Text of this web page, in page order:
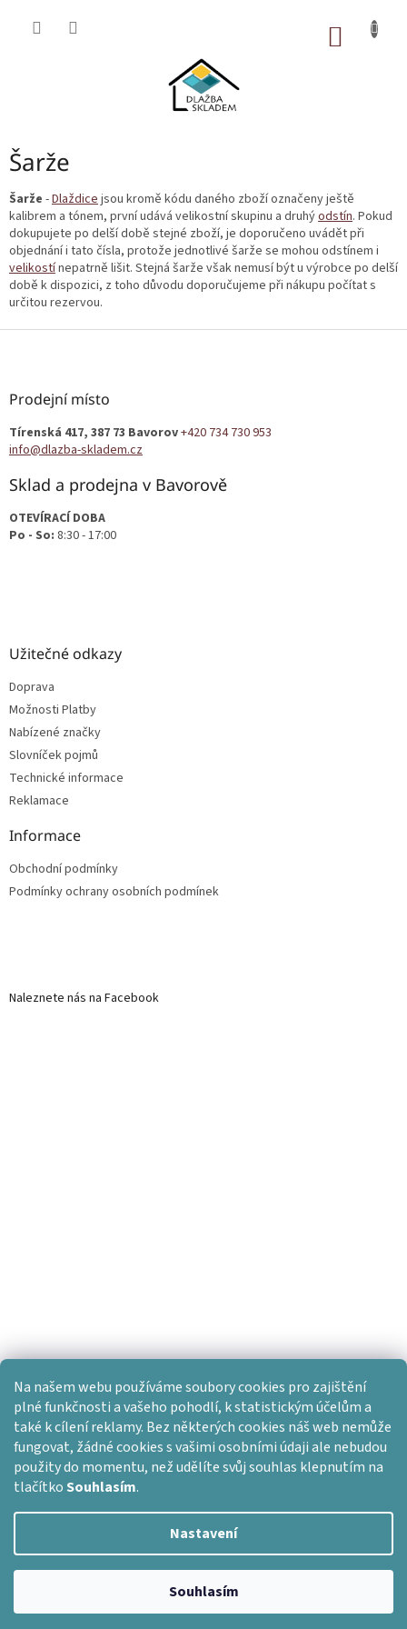
Na našem webu používáme soubory cookies pro zajištění
plné funkčnosti a vašeho pohodlí, k statistickým účelům a
také k cílení reklamy. Bez některých cookies náš web nemůže
fungovat, žádné cookies s vašimi osobními údaji ale nebudou
použity do momentu, než udělíte svůj souhlas klepnutím na
tlačítkoSouhlasím.
Nastavení
Souhlasím
Šarže
Šarže -Dlaždice jsou kromě kódu daného zboží označeny ještě
kalibrem a tónem, první udává velikostní skupinu a druhýodstín. Pokud
dokupujete po delší době stejné zboží, je doporučeno uvádět při
objednání i tato čísla, protože jednotlivé šarže se mohou odstínem i
velikostínepatrně lišit. Stejná šarže však nemusí být u výrobce po delší
době k dispozici, z toho důvodu doporučujeme při nákupu počítat s
určitou rezervou.
Z
Prodejní místo
Tírenská 417, 387 73 Bavorov+420 734 730 953
info@dlazba-skladem.cz
Sklad a prodejna v Bavorově
OTEVÍRACÍ DOBA
Po - So: 8:30 - 17:00
Užitečné odkazy
Doprava
Možnosti Platby
Nabízené značky
Slovníček pojmů
Technické informace
Reklamace
Informace
Obchodní podmínky
Podmínky ochrany osobních podmínek
Naleznete nás na Facebook
Vytvořil Shoptet
Dlažba skladem. Všechna práva vyhrazena.